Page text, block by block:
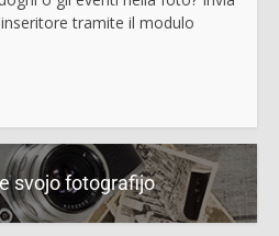
tramite il modulo
svojo fotografijo